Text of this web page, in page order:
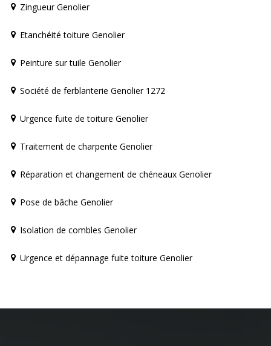
Zingueur Genolier
Etanchéité toiture Genolier
Peinture sur tuile Genolier
Société de ferblanterie Genolier 1272
Urgence fuite de toiture Genolier
Traitement de charpente Genolier
Réparation et changement de chéneaux Genolier
Pose de bâche Genolier
Isolation de combles Genolier
Urgence et dépannage fuite toiture Genolier